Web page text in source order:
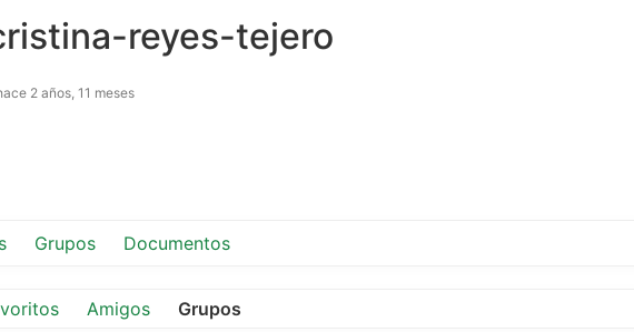
reyes-tejero
2 años, 11 meses
Grupos Documentos
Amigos Grupos